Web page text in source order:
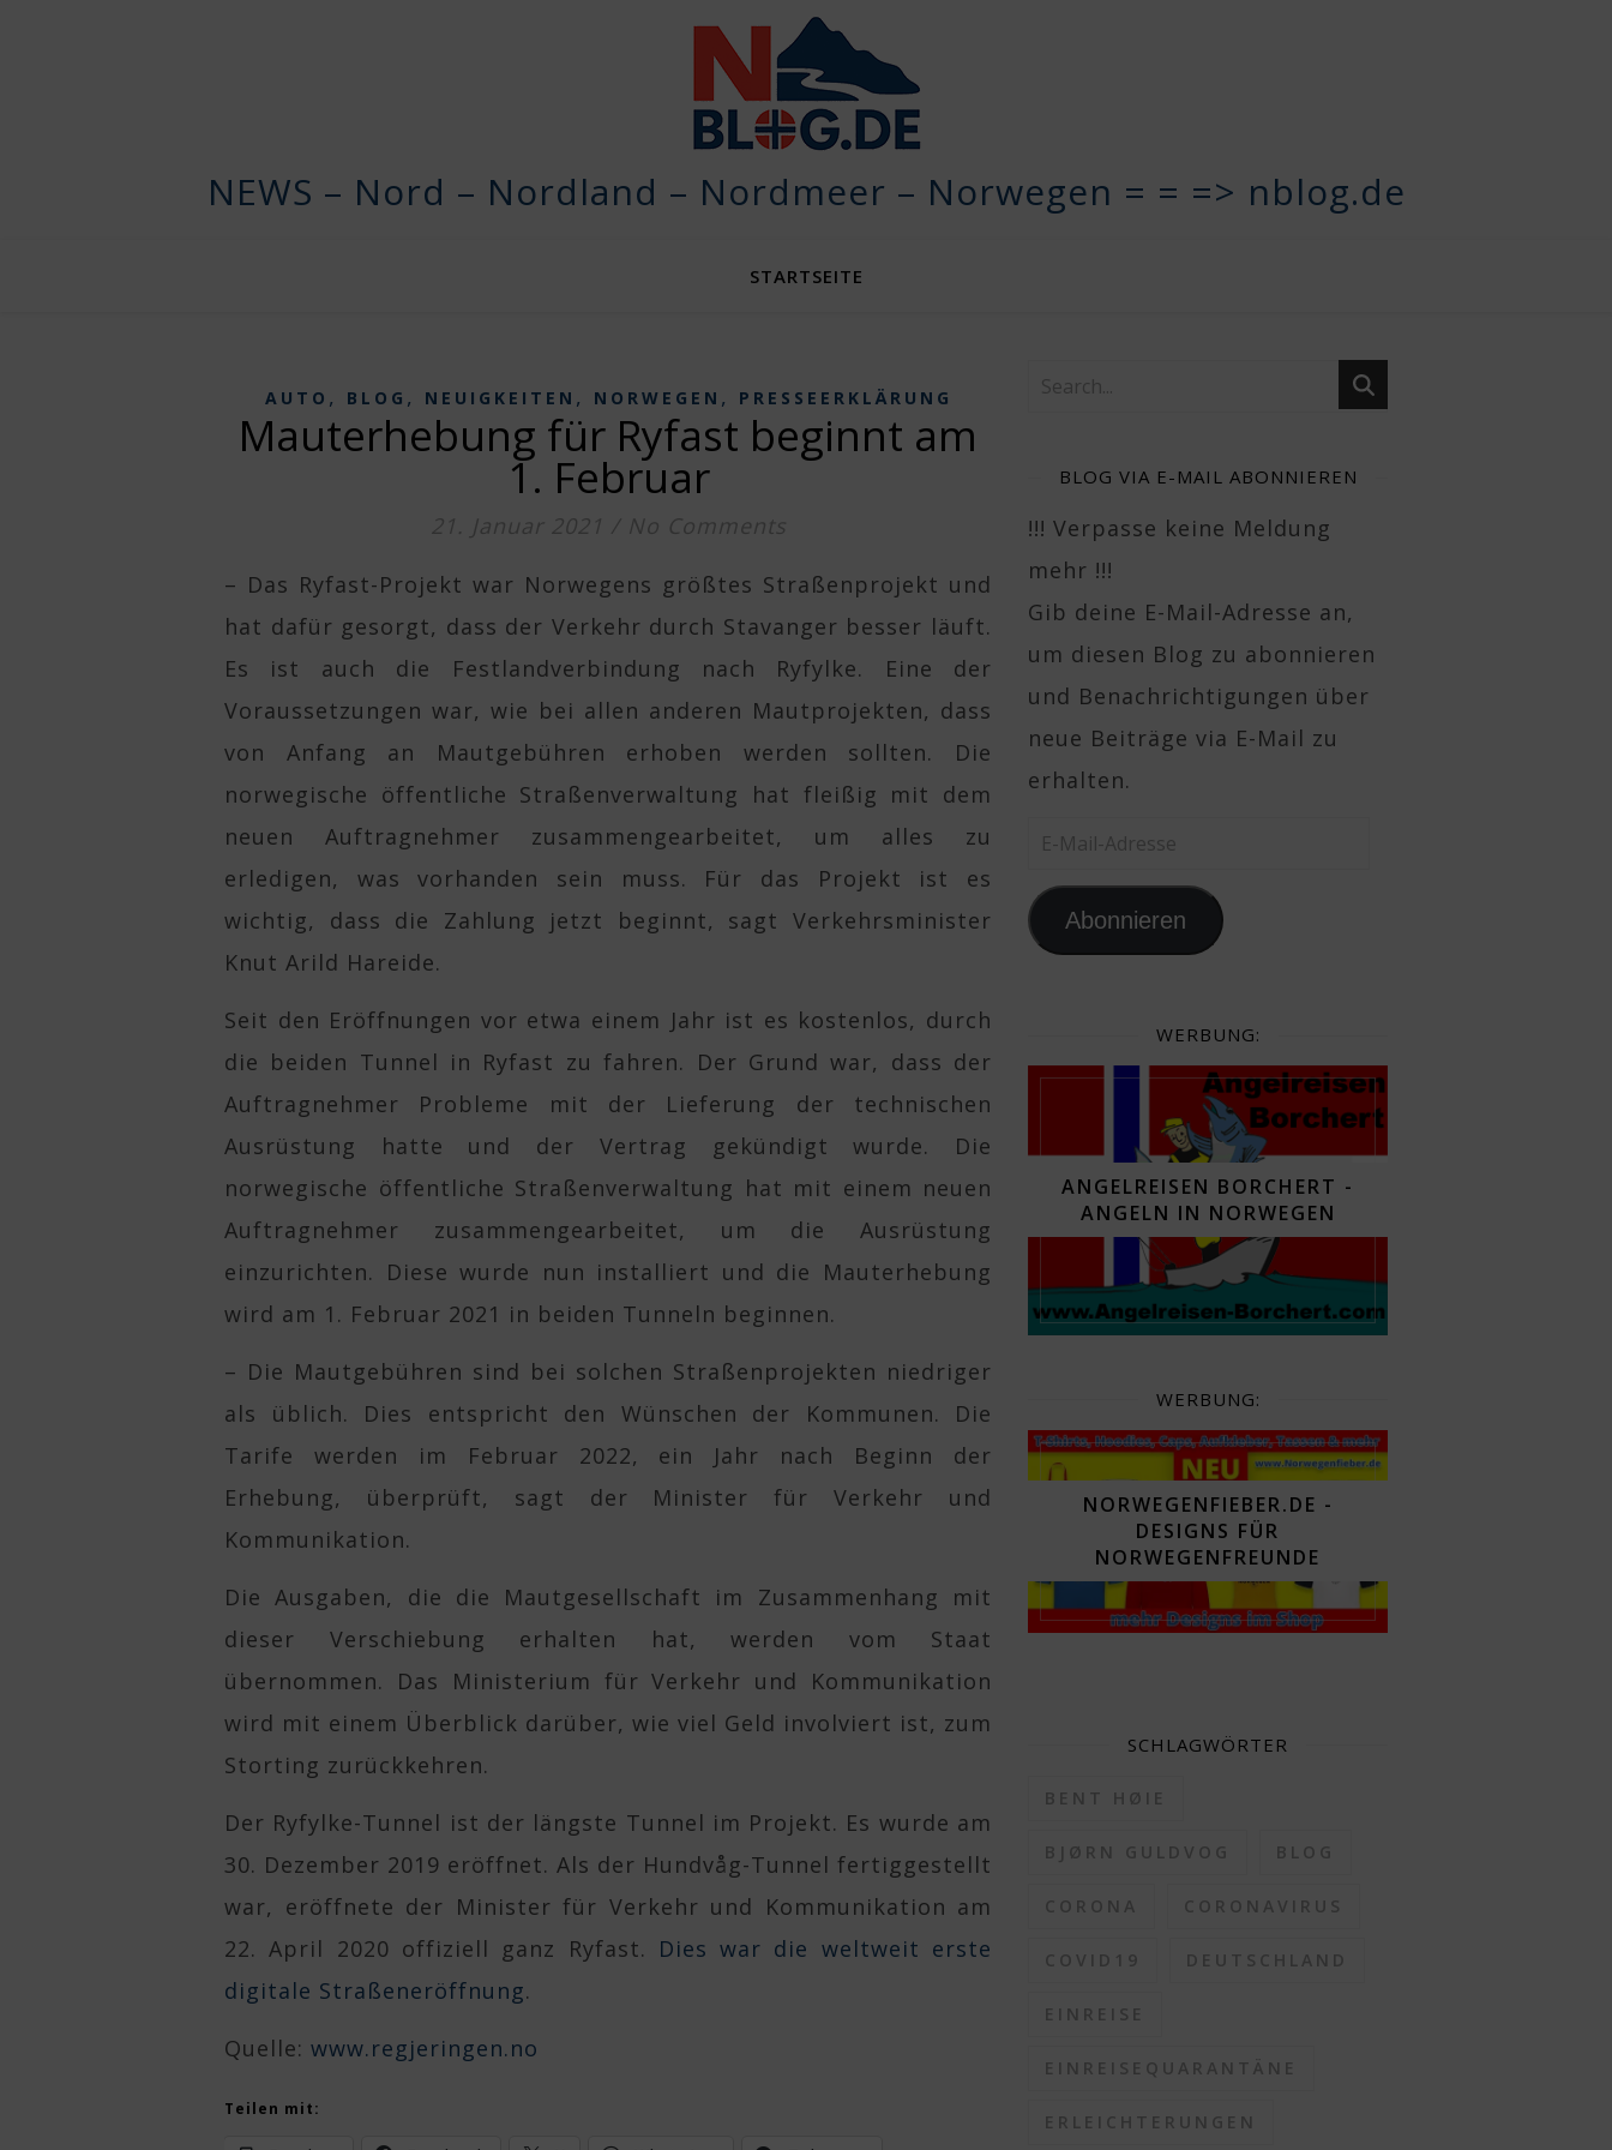
NEWS – Nord – Nordland – Nordmeer – Norwegen = = => nblog.de
STARTSEITE
AUTO , BLOG , NEUIGKEITEN , NORWEGEN , PRESSEERKLÄRUNG
Mauterhebung für Ryfast beginnt am
1. Februar
21. Januar 2021 / No Comments
– Das Ryfast-Projekt war Norwegens größtes Straßenprojekt und
hat dafür gesorgt, dass der Verkehr durch Stavanger besser läuft.
Es ist auch die Festlandverbindung nach Ryfylke. Eine der
Voraussetzungen war, wie bei allen anderen Mautprojekten, dass
von Anfang an Mautgebühren erhoben werden sollten. Die
norwegische öffentliche Straßenverwaltung hat fleißig mit dem
neuen Auftragnehmer zusammengearbeitet, um alles zu
erledigen, was vorhanden sein muss. Für das Projekt ist es
wichtig, dass die Zahlung jetzt beginnt, sagt Verkehrsminister
Knut Arild Hareide.
Seit den Eröffnungen vor etwa einem Jahr ist es kostenlos, durch
die beiden Tunnel in Ryfast zu fahren. Der Grund war, dass der
Auftragnehmer Probleme mit der Lieferung der technischen
Ausrüstung hatte und der Vertrag gekündigt wurde. Die
norwegische öffentliche Straßenverwaltung hat mit einem neuen
Auftragnehmer zusammengearbeitet, um die Ausrüstung
einzurichten. Diese wurde nun installiert und die Mauterhebung
wird am 1. Februar 2021 in beiden Tunneln beginnen.
– Die Mautgebühren sind bei solchen Straßenprojekten niedriger
als üblich. Dies entspricht den Wünschen der Kommunen. Die
Tarife werden im Februar 2022, ein Jahr nach Beginn der
Erhebung, überprüft, sagt der Minister für Verkehr und
Kommunikation.
Die Ausgaben, die die Mautgesellschaft im Zusammenhang mit
dieser Verschiebung erhalten hat, werden vom Staat
übernommen. Das Ministerium für Verkehr und Kommunikation
wird mit einem Überblick darüber, wie viel Geld involviert ist, zum
Storting zurückkehren.
Der Ryfylke-Tunnel ist der längste Tunnel im Projekt. Es wurde am
30. Dezember 2019 eröffnet. Als der Hundvåg-Tunnel fertiggestellt
war, eröffnete der Minister für Verkehr und Kommunikation am
22. April 2020 offiziell ganz Ryfast. Dies war die weltweit erste
digitale Straßeneröffnung.
Quelle: www.regjeringen.no
Teilen mit:
BLOG VIA E-MAIL ABONNIEREN
!!! Verpasse keine Meldung
mehr !!!
Gib deine E-Mail-Adresse an,
um diesen Blog zu abonnieren
und Benachrichtigungen über
neue Beiträge via E-Mail zu
erhalten.
E-Mail-Adresse
Abonnieren
WERBUNG:
ANGELREISEN BORCHERT -
ANGELN IN NORWEGEN
WERBUNG:
NORWEGENFIEBER.DE -
DESIGNS FÜR
NORWEGENFREUNDE
SCHLAGWÖRTER
BENT HØIE
BJØRN GULDVOG BLOG
CORONA CORONAVIRUS
COVID19 DEUTSCHLAND
EINREISE
EINREISEQUARANTÄNE
ERLEICHTERUNGEN